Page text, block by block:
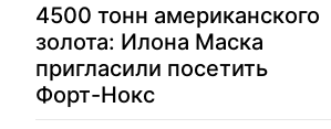
4500 тонн американского
золота: Илона Маска
пригласили посетить
Форт-Нокс